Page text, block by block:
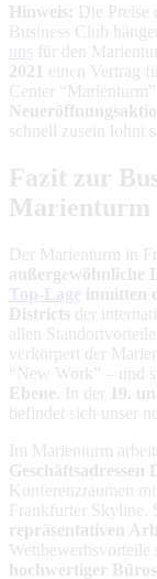
Hinweis: Die
Business Club
uns für den
2021 einen Vertrag
Center
schnell zusein lohnt
Fazit zur
Der Marienturm in
außergewöhnliche
Top-Lage inmitten
Districts der
allen
verkörpert der
“New Work” – und
Ebene . In der 19.
befindet sich unser
Im Marienturm
Geschäftsadressen
Konferenzräumen mit
Frankfurter Skyline.
repräsentativen
Wettbewerbsvorteile
hochwertiger